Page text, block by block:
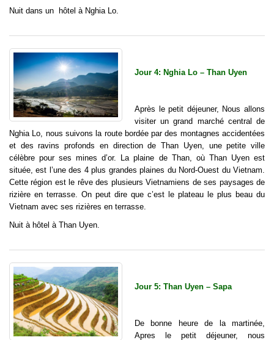
Nuit dans un hôtel à Nghia Lo.
Jour 4: Nghia Lo – Than Uyen
Après le petit déjeuner, Nous allons
visiter un grand marché central de
Nghia Lo, nous suivons la route bordée par des montagnes accidentées
et des ravins profonds en direction de Than Uyen, une petite ville
célèbre pour ses mines d’or. La plaine de Than, où Than Uyen est
située, est l’une des 4 plus grandes plaines du Nord-Ouest du Vietnam.
Cette région est le rêve des plusieurs Vietnamiens de ses paysages de
rizière en terrasse. On peut dire que c’est le plateau le plus beau du
Vietnam avec ses rizières en terrasse.
Nuit à hôtel à Than Uyen.
Jour 5: Than Uyen – Sapa
De bonne heure de la martinée,
Apres le petit déjeuner, nous